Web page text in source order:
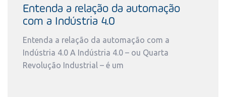
Entenda a relação da automação
com a Indústria 4.0
Entenda a relação da automação com a
Indústria 4.0 A Indústria 4.0 – ou Quarta
Revolução Industrial – é um